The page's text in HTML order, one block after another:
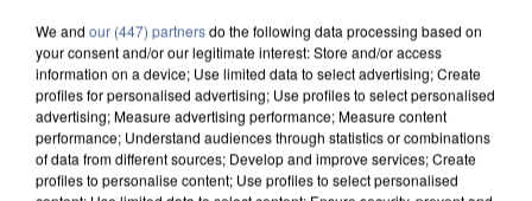
We and our (447) partnersdo the following data processing based on
your consent and/or our legitimate interest: Store and/or access
information on a device; Use limited data to select advertising; Create
profiles for personalised advertising; Use profiles to select personalised
advertising; Measure advertising performance; Measure content
performance; Understand audiences through statistics or combinations
of data from different sources; Develop and improve services; Create
profiles to personalise content; Use profiles to select personalised